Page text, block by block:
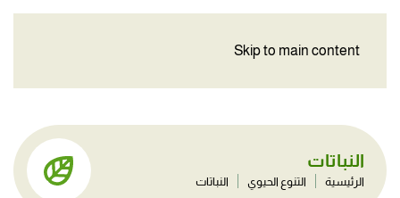
Skip to main content
النباتات
الرئيسية التنوع الحيوي النباتات